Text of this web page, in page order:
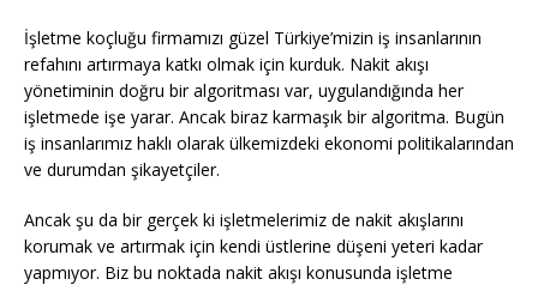
İşletme koçluğu firmamızı güzel Türkiye’mizin iş insanlarının
refahını artırmaya katkı olmak için kurduk. Nakit akışı
yönetiminin doğru bir algoritması var, uygulandığında her
işletmede işe yarar. Ancak biraz karmaşık bir algoritma. Bugün
iş insanlarımız haklı olarak ülkemizdeki ekonomi politikalarından
ve durumdan şikayetçiler.
Ancak şu da bir gerçek ki işletmelerimiz de nakit akışlarını
korumak ve artırmak için kendi üstlerine düşeni yeteri kadar
yapmıyor. Biz bu noktada nakit akışı konusunda işletme